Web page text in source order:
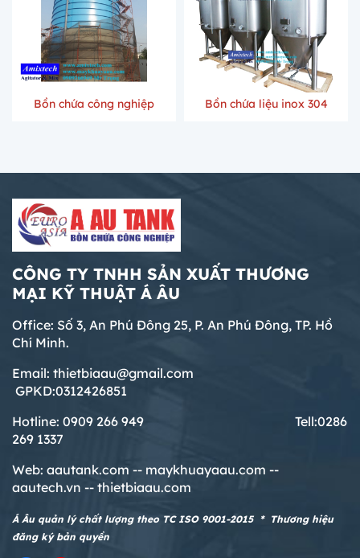
Bồn chứa công nghiệp Bồn chứa liệu inox 304
CÔNG TY TNHH SẢN XUẤT THƯƠNG
MẠI KỸ THUẬT Á ÂU
Office: Số 3, An Phú Đông 25, P. An Phú Đông, TP. Hồ
Chí Minh.
Email: thietbiaau@gmail.com
GPKD:0312426851
Hotline: 0909 266 949 Tell:0286
269 1337
Web: aautank.com -- maykhuayaau.com --
aautech.vn -- thietbiaau.com
Á Âu quản lý chất lượng theo TC ISO 9001-2015 * Thương hiệu
đăng ký bản quyền